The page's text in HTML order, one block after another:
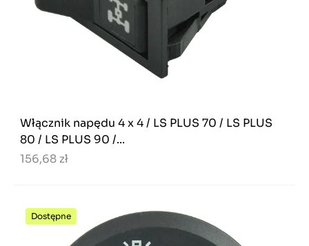
Włącznik napędu 4 x 4 / LS PLUS 70 / LS PLUS
80 / LS PLUS 90 /...
156,68 zł
Dostępne